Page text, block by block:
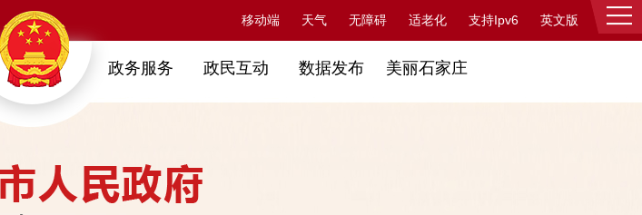
移动端 天气 无障碍 适老化 支持Ipv6 英文版 登录
政务服务 政民互动 数据发布 美丽石家庄